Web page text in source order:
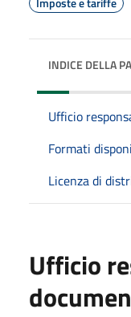
INDICE DELLA
Ufficio
Formati
Licenza di
Ufficio